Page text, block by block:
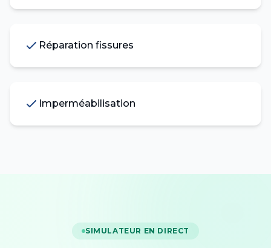
Réparation fissures
Imperméabilisation
SIMULATEUR EN DIRECT